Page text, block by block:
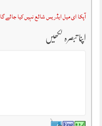
آپکا ای میل ایڈریس شائع نہیں کیا جائے گا
اپنا تبصرہ لکھیں